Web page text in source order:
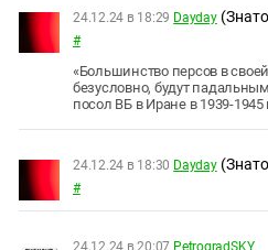
24.12.24 в 18:29 Dayday
#
«Большинство персов в
безусловно, будут
посол ВБ в Иране в 1939-1945
24.12.24 в 18:30 Dayday
#
24.12.24 в 20:07 PetrogradSKY